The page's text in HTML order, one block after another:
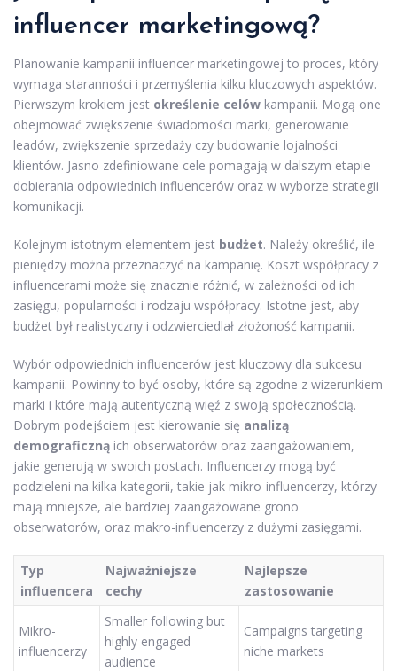
influencer marketingową?
Planowanie kampanii influencer marketingowej to proces, który
wymaga staranności i przemyślenia kilku kluczowych aspektów.
Pierwszym krokiem jest określenie celów kampanii. Mogą one
obejmować zwiększenie świadomości marki, generowanie
leadów, zwiększenie sprzedaży czy budowanie lojalności
klientów. Jasno zdefiniowane cele pomagają w dalszym etapie
dobierania odpowiednich influencerów oraz w wyborze strategii
komunikacji.
Kolejnym istotnym elementem jest budżet. Należy określić, ile
pieniędzy można przeznaczyć na kampanię. Koszt współpracy z
influencerami może się znacznie różnić, w zależności od ich
zasięgu, popularności i rodzaju współpracy. Istotne jest, aby
budżet był realistyczny i odzwierciedlał złożoność kampanii.
Wybór odpowiednich influencerów jest kluczowy dla sukcesu
kampanii. Powinny to być osoby, które są zgodne z wizerunkiem
marki i które mają autentyczną więź z swoją społecznością.
Dobrym podejściem jest kierowanie się analizą
demograficzną ich obserwatorów oraz zaangażowaniem,
jakie generują w swoich postach. Influencerzy mogą być
podzieleni na kilka kategorii, takie jak mikro-influencerzy, którzy
mają mniejsze, ale bardziej zaangażowane grono
obserwatorów, oraz makro-influencerzy z dużymi zasięgami.
Typ
influencera
Najważniejsze
cechy
Najlepsze
zastosowanie
Mikro-
influencerzy
Smaller following but
highly engaged
audience
Campaigns targeting
niche markets